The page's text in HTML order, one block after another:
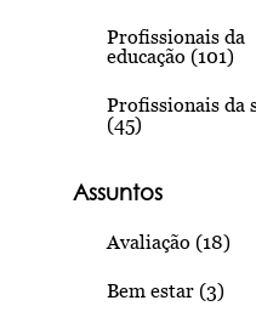
Profissionais da
educação (101)
Profissionais da
(45)
Assuntos
Avaliação (18)
Bem estar (3)